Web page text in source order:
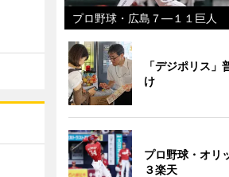
プロ野球・広島７―１１巨人
「デジポリス」
け
プロ野球・オリ
３楽天